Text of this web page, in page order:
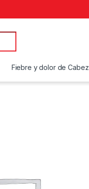
Fiebre y dolor de